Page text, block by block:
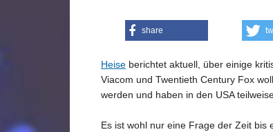
share
Heise berichtet aktuell, über einige
Viacom und Twentieth Century Fox
werden und haben in den USA
Es ist wohl nur eine Frage der Zeit